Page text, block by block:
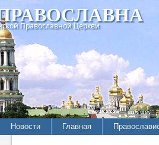
Православной Церкви
Новости Главная